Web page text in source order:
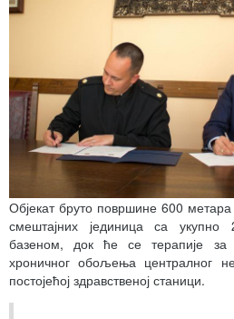
Објекат бруто површине 600
смештајних јединица са
базеном, док ће се терапије
хроничног обољења централног
постојећој здравственој станици.